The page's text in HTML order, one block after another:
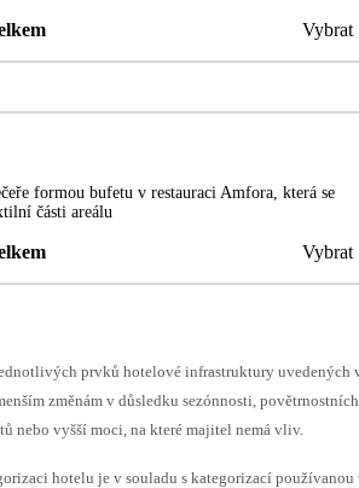
Vybrat
formou bufetu v restauraci Amfora, která se
části areálu
Vybrat
prvků hotelové infrastruktury uvedených
změnám v důsledku sezónnosti, povětrnostních
nebo vyšší moci, na které majitel nemá vliv.
hotelu je v souladu s kategorizací používanou